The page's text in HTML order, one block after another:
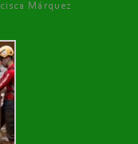
Márquez